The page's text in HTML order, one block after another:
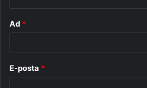
Ad *
E-posta *